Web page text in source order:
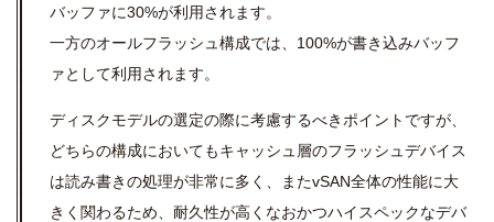
バッファに30%が利用されます。
一方のオールフラッシュ構成では、100%が書き込みバッフ
ァとして利用されます。
ディスクモデルの選定の際に考慮するべきポイントですが、
どちらの構成においてもキャッシュ層のフラッシュデバイス
は読み書きの処理が非常に多く、またvSAN全体の性能に大
きく関わるため、耐久性が高くなおかつハイスペックなデバ